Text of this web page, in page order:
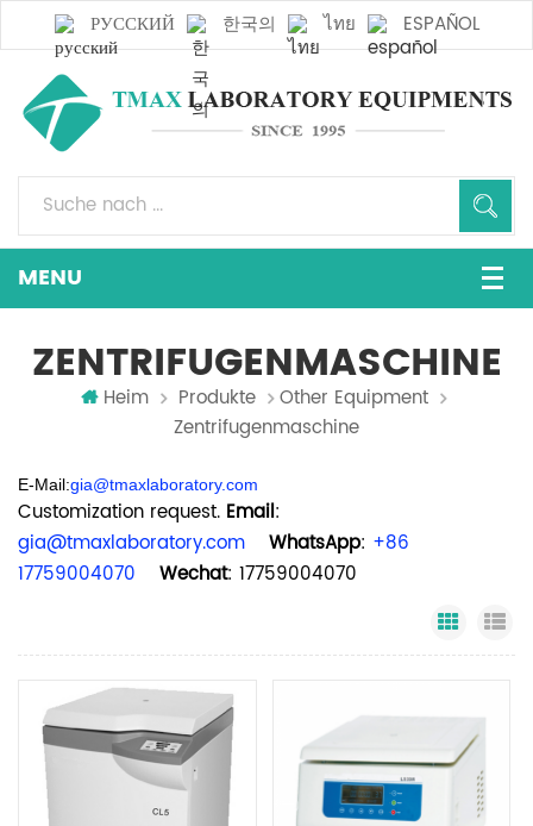
РУССКИЙ 한국의 ไทย ESPAÑOL
ZENTRIFUGENMASCHINE
Heim Produkte
Other Equipment
Zentrifugenmaschine
E-Mail:gia@tmaxlaboratory.com
Customization request. Email:
gia@tmaxlaboratory.com
WhatsApp: +86
17759004070
Wechat: 17759004070
Grid